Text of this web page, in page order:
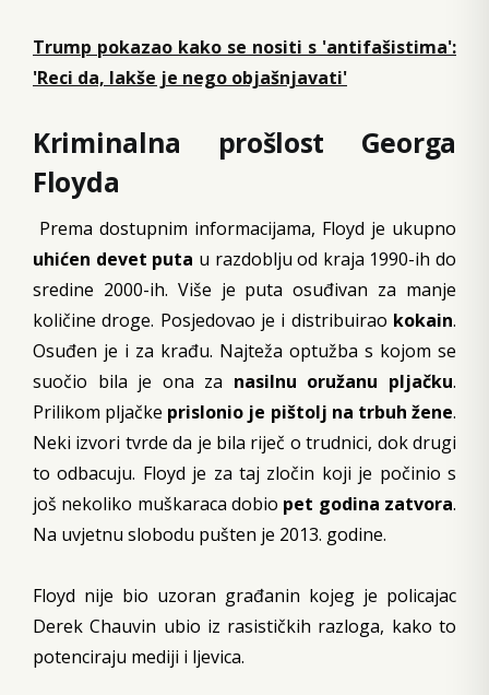
Trump pokazao kako se nositi s 'antifašistima':
'Reci da, lakše je nego objašnjavati'
Kriminalna prošlost Georga
Floyda
Prema dostupnim informacijama, Floyd je ukupno
uhićen devet puta u razdoblju od kraja 1990-ih do
sredine 2000-ih. Više je puta osuđivan za manje
količine droge. Posjedovao je i distribuirao kokain.
Osuđen je i za krađu. Najteža optužba s kojom se
suočio bila je ona za nasilnu oružanu pljačku.
Prilikom pljačke prislonio je pištolj na trbuh žene.
Neki izvori tvrde da je bila riječ o trudnici, dok drugi
to odbacuju. Floyd je za taj zločin koji je počinio s
još nekoliko muškaraca dobio pet godina zatvora.
Na uvjetnu slobodu pušten je 2013. godine.
Floyd nije bio uzoran građanin kojeg je policajac
Derek Chauvin ubio iz rasističkih razloga, kako to
potenciraju mediji i ljevica.